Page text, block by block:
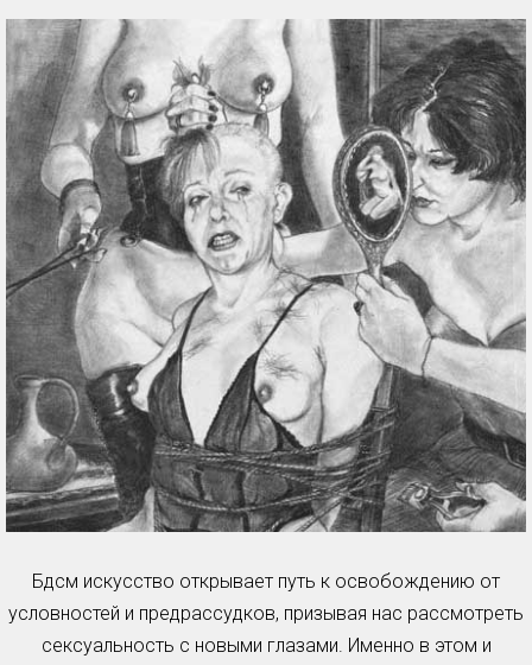
Бдсм искусство открывает путь к освобождению от
условностей и предрассудков, призывая нас рассмотреть
сексуальность с новыми глазами. Именно в этом и